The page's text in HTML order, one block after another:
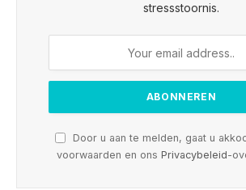
stressstoornis.
Door u aan te melden, gaat u
voorwaarden en ons Privacybeleid-